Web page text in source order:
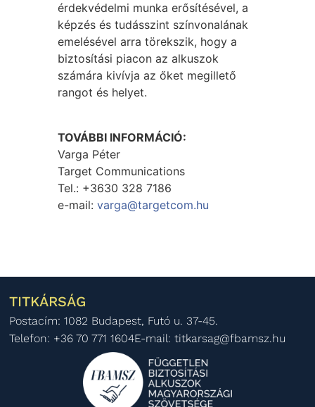
érdekvédelmi munka erősítésével, a
képzés és tudásszint színvonalának
emelésével arra törekszik, hogy a
biztosítási piacon az alkuszok
számára kivívja az őket megillető
rangot és helyet.
TOVÁBBI INFORMÁCIÓ:
Varga Péter
Target Communications
Tel.: +3630 328 7186
e-mail:varga@targetcom.hu
TITKÁRSÁG
Postacím: 1082 Budapest, Futó u. 37-45.
Telefon: +36 70 771 1604E-mail: titkarsag@fbamsz.hu